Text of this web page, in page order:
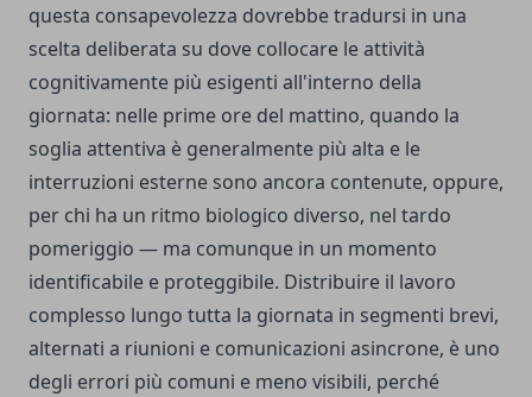
questa consapevolezza dovrebbe tradursi in una
scelta deliberata su dove collocare le attività
cognitivamente più esigenti all'interno della
giornata: nelle prime ore del mattino, quando la
soglia attentiva è generalmente più alta e le
interruzioni esterne sono ancora contenute, oppure,
per chi ha un ritmo biologico diverso, nel tardo
pomeriggio — ma comunque in un momento
identificabile e proteggibile. Distribuire il lavoro
complesso lungo tutta la giornata in segmenti brevi,
alternati a riunioni e comunicazioni asincrone, è uno
degli errori più comuni e meno visibili, perché